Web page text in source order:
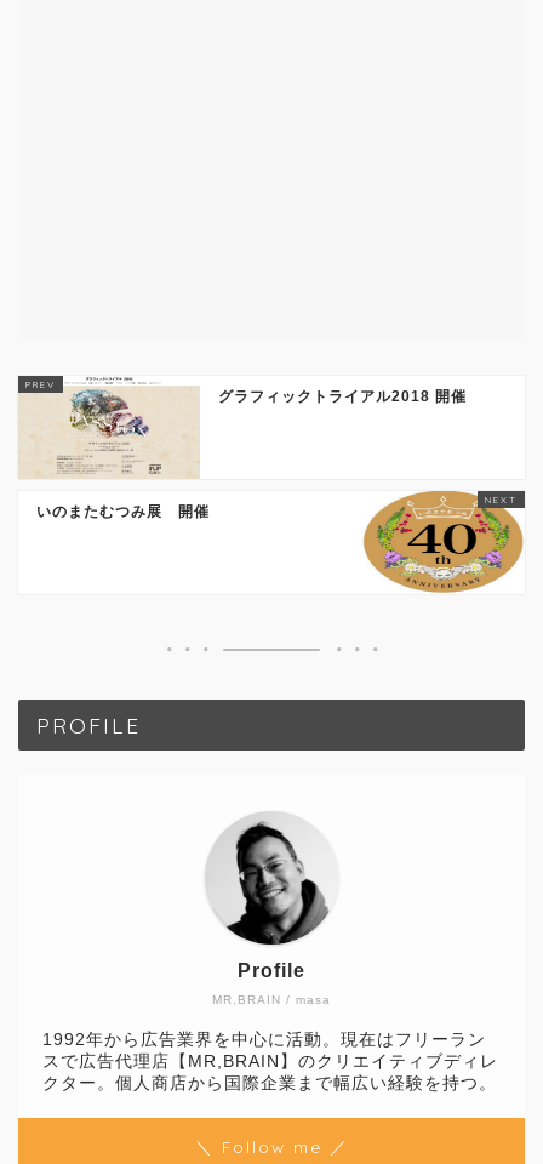
グラフィックトライアル2018 開催
いのまたむつみ展 開催
PROFILE
MR,BRAIN / masa
Profile
1992年から広告業界を中心に活動。現在はフリーラン
スで広告代理店【MR,BRAIN】のクリエイティブディレ
クター。個人商店から国際企業まで幅広い経験を持つ。
＼ Follow me ／